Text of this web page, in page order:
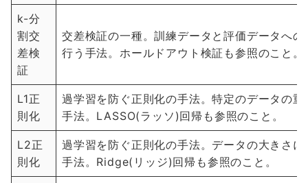
k-分
割交
差検
証
交差検証の一種。訓練データと評価データへ
行う手法。ホールドアウト検証も参照のこと。
L1正
則化
過学習を防ぐ正則化の手法。特定のデータの
手法。LASSO(ラッソ)回帰も参照のこと。
L2正
則化
過学習を防ぐ正則化の手法。データの大きさ
手法。Ridge(リッジ)回帰も参照のこと。